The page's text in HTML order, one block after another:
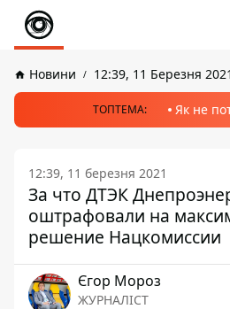
Новини 12:39, 11 Березня 2021
ТОПТЕМА: Як не
12:39, 11 березня 2021
За что ДТЭК
оштрафовали на
решение Нацкомиссии
Єгор Мороз
ЖУРНАЛІСТ